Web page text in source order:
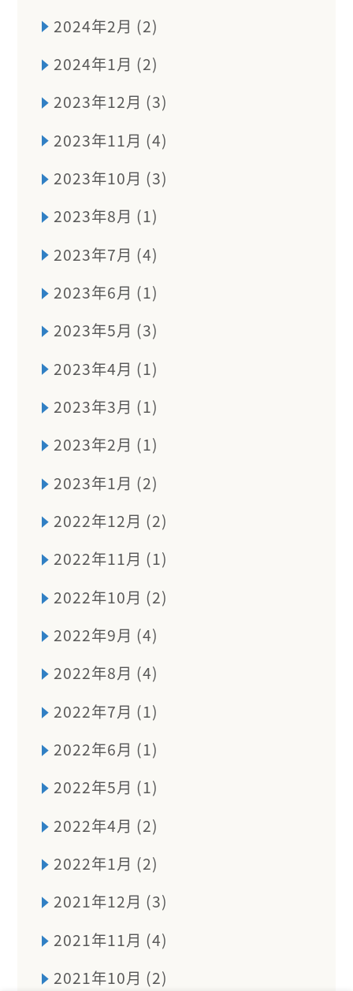
2024年2月 (2)
2024年1月 (2)
2023年12月 (3)
2023年11月 (4)
2023年10月 (3)
2023年8月 (1)
2023年7月 (4)
2023年6月 (1)
2023年5月 (3)
2023年4月 (1)
2023年3月 (1)
2023年2月 (1)
2023年1月 (2)
2022年12月 (2)
2022年11月 (1)
2022年10月 (2)
2022年9月 (4)
2022年8月 (4)
2022年7月 (1)
2022年6月 (1)
2022年5月 (1)
2022年4月 (2)
2022年1月 (2)
2021年12月 (3)
2021年11月 (4)
2021年10月 (2)